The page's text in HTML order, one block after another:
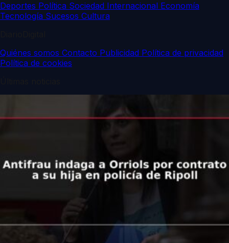
Deportes Política Sociedad Internacional Economía
Tecnología Sucesos Cultura
Quiénes somos Contacto Publicidad Política de privacidad
Política de cookies